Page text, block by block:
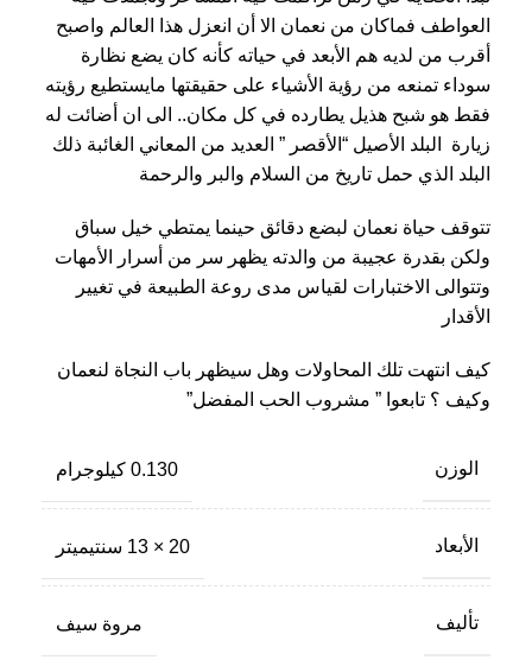
العواطف فماكان من نعمان الا أن انعزل هذا العالم واصبح
أقرب من لديه هم الأبعد في حياته كأنه كان يضع نظارة
سوداء تمنعه من رؤية الأشياء على حقيقتها مايستطيع رؤيته
فقط هو شبح هذيل يطارده في كل مكان.. الى ان أضائت له
زيارة البلد الأصيل “الأقصر ” العديد من المعاني الغائبة ذلك
البلد الذي حمل تاريخ من السلام والبر والرحمة
تتوقف حياة نعمان لبضع دقائق حينما يمتطي خيل سباق
ولكن بقدرة عجيبة من والدته يظهر سر من أسرار الأمهات
وتتوالى الاختبارات لقياس مدى روعة الطبيعة في تغيير
الأقدار
كيف انتهت تلك المحاولات وهل سيظهر باب النجاة لنعمان
وكيف ؟ تابعوا ” مشروب الحب المفضل”
الوزن 0.130 كيلوجرام
الأبعاد 20 × 13 سنتيميتر
تأليف مروة سيف